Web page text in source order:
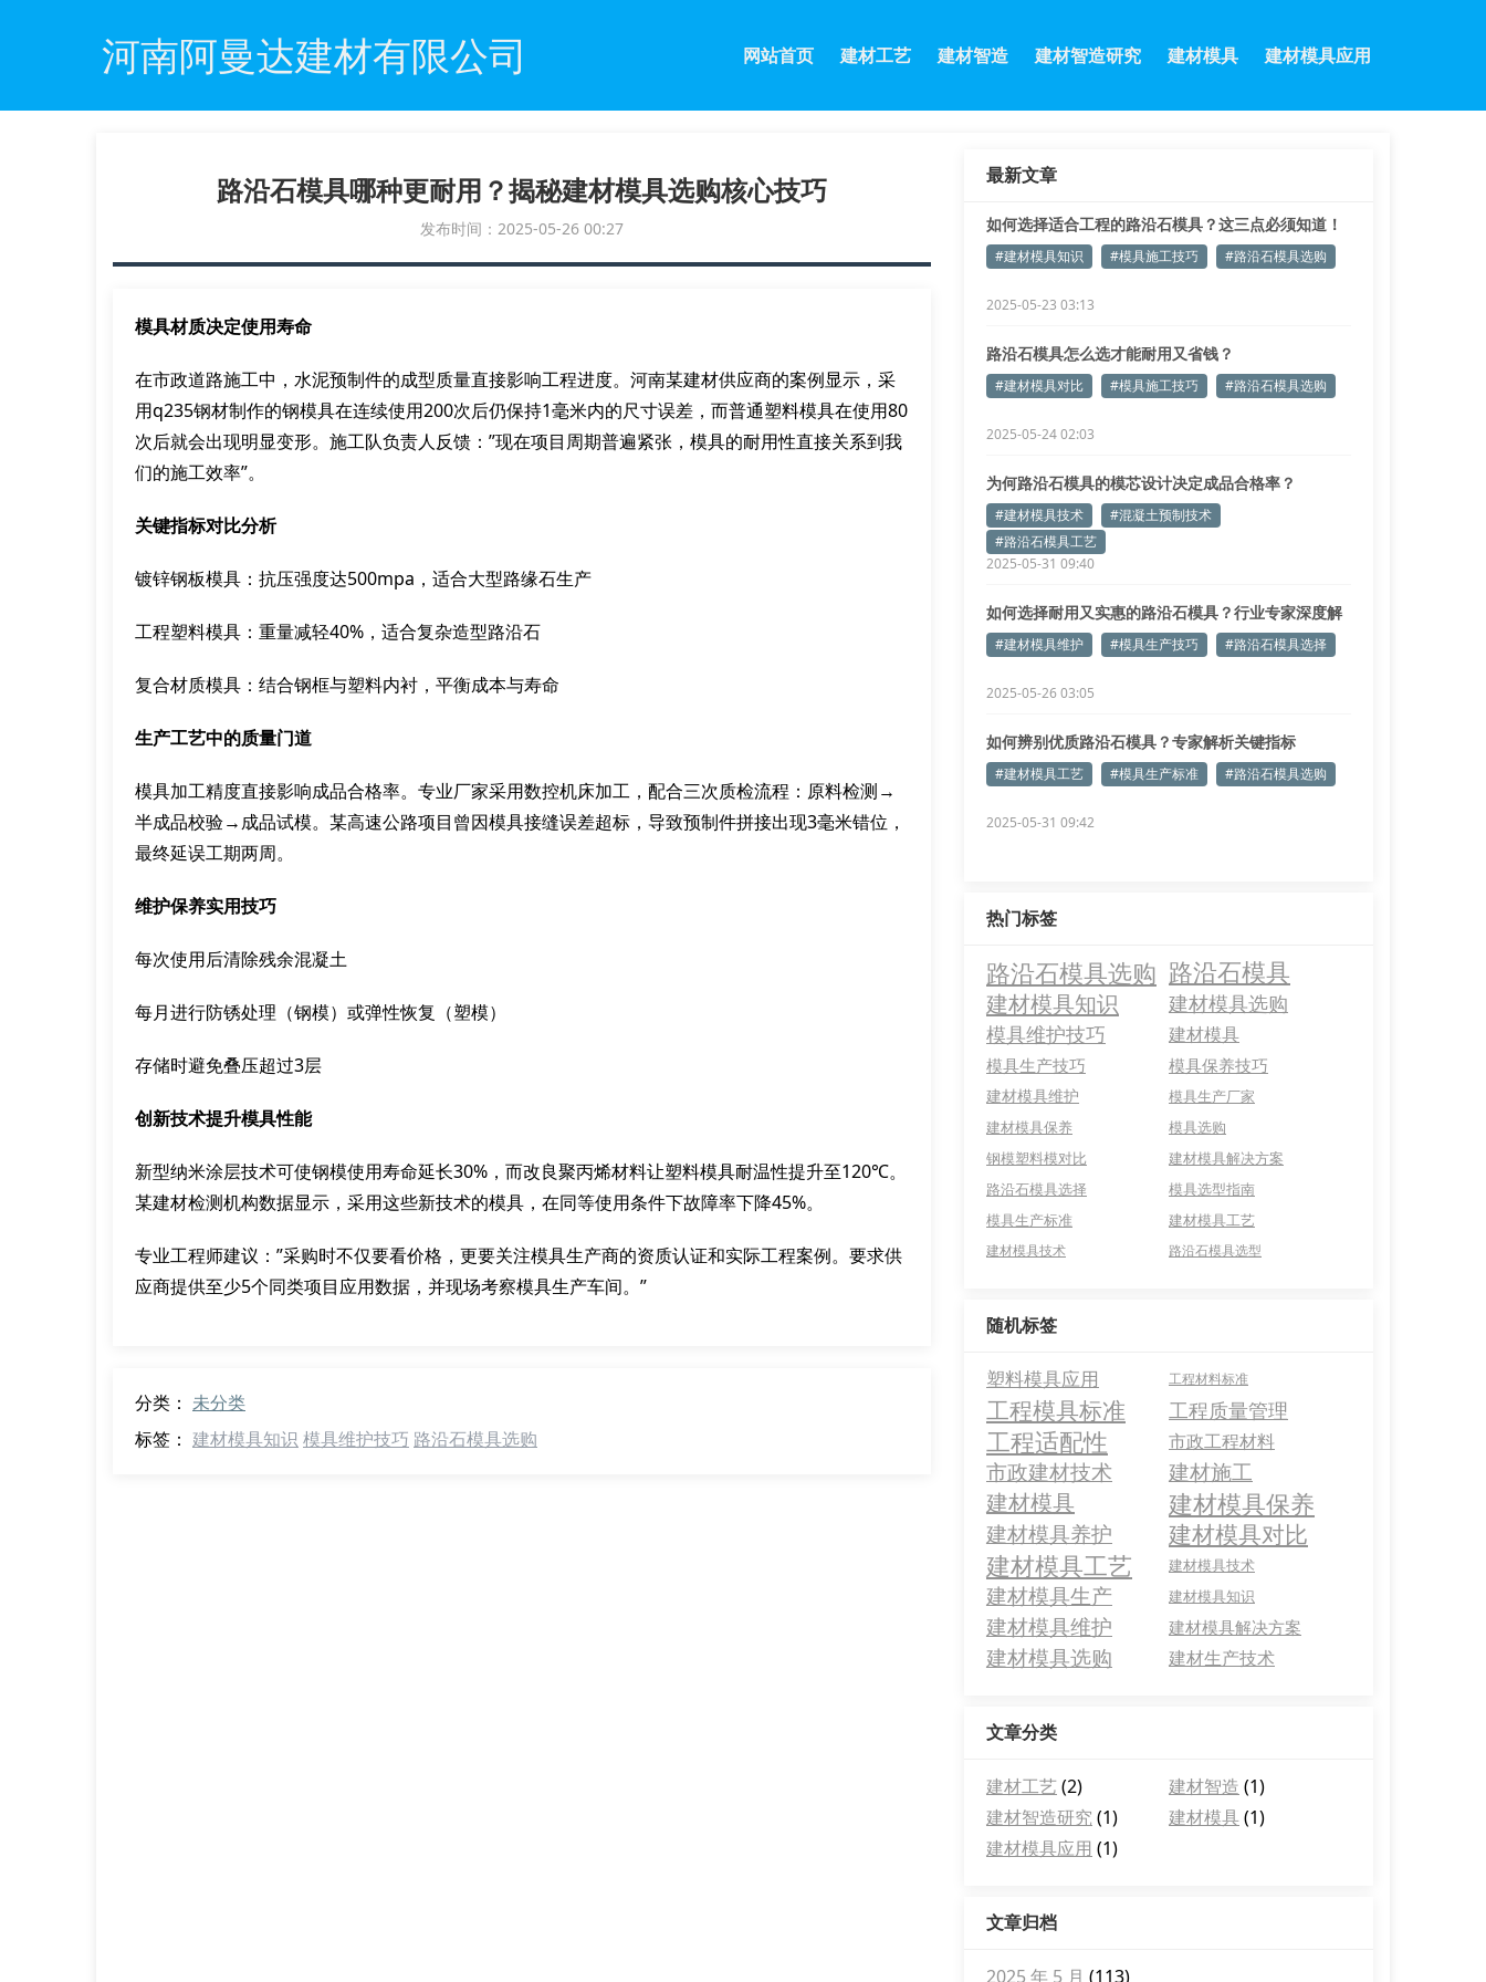
河南阿曼达建材有限公司 网站首页 建材工艺 建材智造 建材智造研究 建材模具 建材模具应用
路沿石模具哪种更耐用？揭秘建材模具选购核心技巧
发布时间：2025-05-26 00:27
模具材质决定使用寿命
在市政道路施工中，水泥预制件的成型质量直接影响工程进度。河南某建材供应商的案例显示，采
用q235钢材制作的钢模具在连续使用200次后仍保持1毫米内的尺寸误差，而普通塑料模具在使用80
次后就会出现明显变形。施工队负责人反馈：”现在项目周期普遍紧张，模具的耐用性直接关系到我
们的施工效率”。
关键指标对比分析
镀锌钢板模具：抗压强度达500mpa，适合大型路缘石生产
工程塑料模具：重量减轻40%，适合复杂造型路沿石
复合材质模具：结合钢框与塑料内衬，平衡成本与寿命
生产工艺中的质量门道
模具加工精度直接影响成品合格率。专业厂家采用数控机床加工，配合三次质检流程：原料检测→
半成品校验→成品试模。某高速公路项目曾因模具接缝误差超标，导致预制件拼接出现3毫米错位，
最终延误工期两周。
维护保养实用技巧
每次使用后清除残余混凝土
每月进行防锈处理（钢模）或弹性恢复（塑模）
存储时避免叠压超过3层
创新技术提升模具性能
新型纳米涂层技术可使钢模使用寿命延长30%，而改良聚丙烯材料让塑料模具耐温性提升至120℃。
某建材检测机构数据显示，采用这些新技术的模具，在同等使用条件下故障率下降45%。
专业工程师建议：”采购时不仅要看价格，更要关注模具生产商的资质认证和实际工程案例。要求供
应商提供至少5个同类项目应用数据，并现场考察模具生产车间。”
分类： 未分类
标签： 建材模具知识 模具维护技巧 路沿石模具选购
最新文章
如何选择适合工程的路沿石模具？这三点必须知道！
#建材模具知识 #模具施工技巧 #路沿石模具选购
2025-05-23 03:13
路沿石模具怎么选才能耐用又省钱？
#建材模具对比 #模具施工技巧 #路沿石模具选购
2025-05-24 02:03
为何路沿石模具的模芯设计决定成品合格率？
#建材模具技术
#混凝土预制技术
#路沿石模具工艺
2025-05-31 09:40
如何选择耐用又实惠的路沿石模具？行业专家深度解
析#建材模具维护 #模具生产技巧 #路沿石模具选择
2025-05-26 03:05
如何辨别优质路沿石模具？专家解析关键指标
#建材模具工艺 #模具生产标准 #路沿石模具选购
2025-05-31 09:42
热门标签
路沿石模具选购 路沿石模具
建材模具知识
建材模具选购
模具维护技巧
建材模具
模具生产技巧 模具保养技巧
建材模具维护
模具生产厂家
建材模具保养
模具选购
钢模塑料模对比
建材模具解决方案
路沿石模具选择
模具选型指南
模具生产标准
建材模具工艺
建材模具技术 路沿石模具选型
随机标签
塑料模具应用 工程材料标准
工程模具标准 工程质量管理
工程适配性 市政工程材料
市政建材技术 建材施工
建材模具 建材模具保养
建材模具养护 建材模具对比
建材模具工艺 建材模具技术
建材模具生产 建材模具知识
建材模具维护 建材模具解决方案
建材模具选购 建材生产技术
文章分类
建材工艺(2) 建材智造 (1)
建材智造研究 (1) 建材模具(1)
建材模具应用 (1)
文章归档
2025 年 5 月 (113)